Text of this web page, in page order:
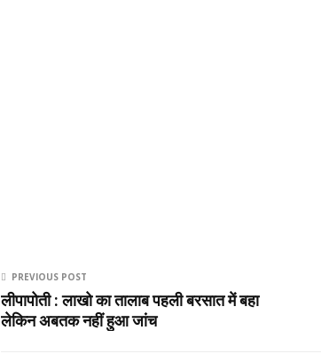
PREVIOUS POST
लीपापोती : लाखो का तालाब पहली बरसात में बहा
लेकिन अबतक नहीं हुआ जांच